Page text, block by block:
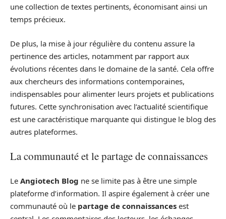
une collection de textes pertinents, économisant ainsi un
temps précieux.
De plus, la mise à jour régulière du contenu assure la
pertinence des articles, notamment par rapport aux
évolutions récentes dans le domaine de la santé. Cela offre
aux chercheurs des informations contemporaines,
indispensables pour alimenter leurs projets et publications
futures. Cette synchronisation avec l’actualité scientifique
est une caractéristique marquante qui distingue le blog des
autres plateformes.
La communauté et le partage de connaissances
Le Angiotech Blog ne se limite pas à être une simple
plateforme d’information. Il aspire également à créer une
communauté où le partage de connaissances est